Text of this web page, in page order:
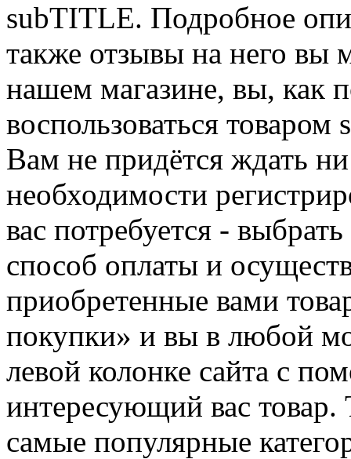
subTITLE. Подробное
также отзывы на него вы
нашем магазине, вы, как
воспользоваться
Вам не придётся ждать
необходимости
вас потребуется -
способ оплаты и
приобретенные вами
покупки» и вы в любой
левой колонке сайта с
интересующий вас
самые популярные